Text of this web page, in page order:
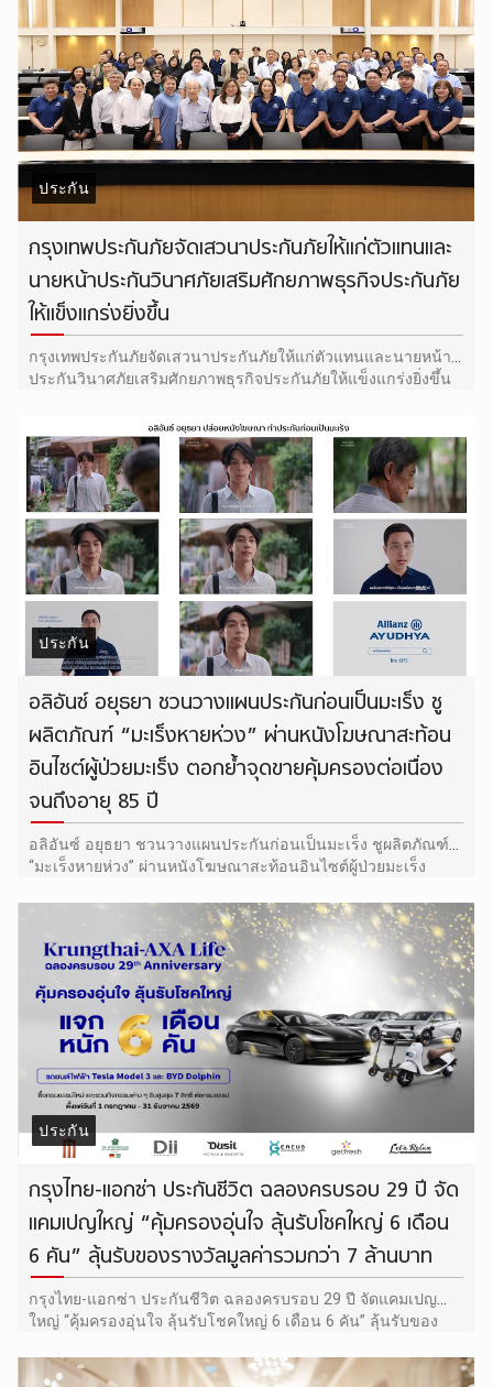
ประกัน
กรุงเทพประกันภัยจัดเสวนาประกันภัยให้แก่ตัวแทนและ
นายหน้าประกันวินาศภัยเสริมศักยภาพธุรกิจประกันภัย
ให้แข็งแกร่งยิ่งขึ้น
กรุงเทพประกันภัยจัดเสวนาประกันภัยให้แก่ตัวแทนและนายหน้า
ประกันวินาศภัยเสริมศักยภาพธุรกิจประกันภัยให้แข็งแกร่งยิ่งขึ้น
ประกัน
อลิอันซ์ อยุธยา ชวนวางแผนประกันก่อนเป็นมะเร็ง ชู
ผลิตภัณฑ์ “มะเร็งหายห่วง” ผ่านหนังโฆษณาสะท้อน
อินไซต์ผู้ป่วยมะเร็ง ตอกย้ำจุดขายคุ้มครองต่อเนื่อง
จนถึงอายุ 85 ปี
อลิอันซ์ อยุธยา ชวนวางแผนประกันก่อนเป็นมะเร็ง ชูผลิตภัณฑ์
“มะเร็งหายห่วง” ผ่านหนังโฆษณาสะท้อนอินไซต์ผู้ป่วยมะเร็ง
ประกัน
กรุงไทย-แอกซ่า ประกันชีวิต ฉลองครบรอบ 29 ปี จัด
แคมเปญใหญ่ “คุ้มครองอุ่นใจ ลุ้นรับโชคใหญ่ 6 เดือน
6 คัน” ลุ้นรับของรางวัลมูลค่ารวมกว่า 7 ล้านบาท
กรุงไทย-แอกซ่า ประกันชีวิต ฉลองครบรอบ 29 ปี จัดแคมเปญ
ใหญ่ “คุ้มครองอุ่นใจ ลุ้นรับโชคใหญ่ 6 เดือน 6 คัน” ลุ้นรับของ